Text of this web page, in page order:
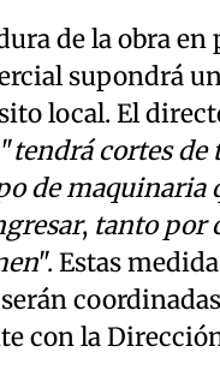
de la obra en
supondrá
local. El
tendrá cortes de
de maquinaria
, tanto por
". Estas
coordinadas
con la